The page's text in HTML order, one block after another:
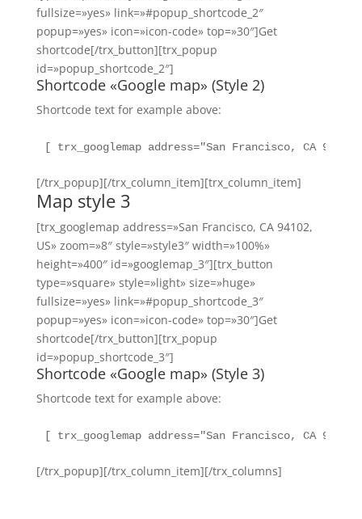
fullsize=»yes» link=»#popup_shortcode_2″
popup=»yes» icon=»icon-code» top=»30″]Get
shortcode[/trx_button][trx_popup
id=»popup_shortcode_2″]
Shortcode «Google map» (Style 2)
Shortcode text for example above:
[ trx_googlemap address="San Francisco, CA
[/trx_popup][/trx_column_item][trx_column_item]
Map style 3
[trx_googlemap address=»San Francisco, CA 94102,
US» zoom=»8″ style=»style3″ width=»100%»
height=»400″ id=»googlemap_3″][trx_button
type=»square» style=»light» size=»huge»
fullsize=»yes» link=»#popup_shortcode_3″
popup=»yes» icon=»icon-code» top=»30″]Get
shortcode[/trx_button][trx_popup
id=»popup_shortcode_3″]
Shortcode «Google map» (Style 3)
Shortcode text for example above:
[ trx_googlemap address="San Francisco, CA
[/trx_popup][/trx_column_item][/trx_columns]